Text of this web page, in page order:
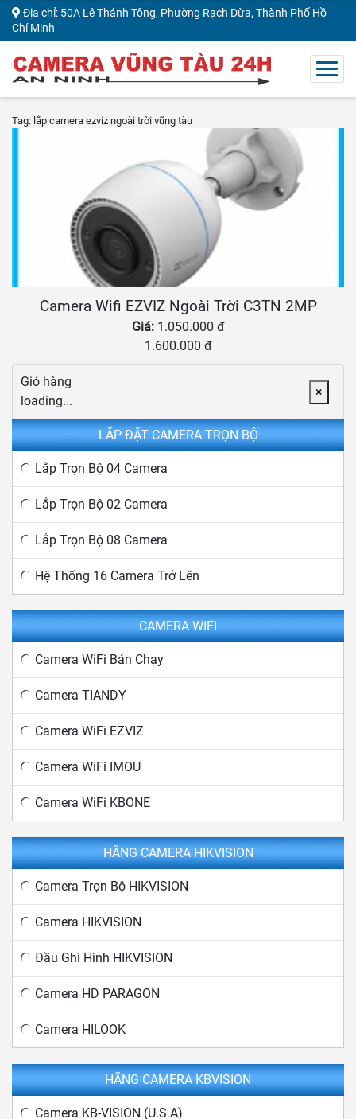
Địa chỉ: 50A Lê Thánh Tông, Phường Rạch Dừa, Thành Phố Hồ
Chí Minh
Tag: lắp camera ezviz ngoài trời vũng tàu
Camera Wifi EZVIZ Ngoài Trời C3TN 2MP
Giá: 1.050.000 đ
1.600.000 đ
×
Giỏ hàng
loading...
LẮP ĐẶT CAMERA TRỌN BỘ
Lắp Trọn Bộ 04 Camera
Lắp Trọn Bộ 02 Camera
Lắp Trọn Bộ 08 Camera
Hệ Thống 16 Camera Trở Lên
CAMERA WIFI
Camera WiFi Bán Chạy
Camera TIANDY
Camera WiFi EZVIZ
Camera WiFi IMOU
Camera WiFi KBONE
HÃNG CAMERA HIKVISION
Camera Trọn Bộ HIKVISION
Camera HIKVISION
Đầu Ghi Hình HIKVISION
Camera HD PARAGON
Camera HILOOK
HÃNG CAMERA KBVISION
Camera KB-VISION (U.S.A)